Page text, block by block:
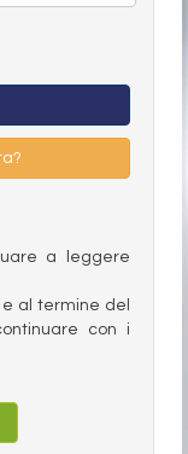
a leggere
al termine del
con i